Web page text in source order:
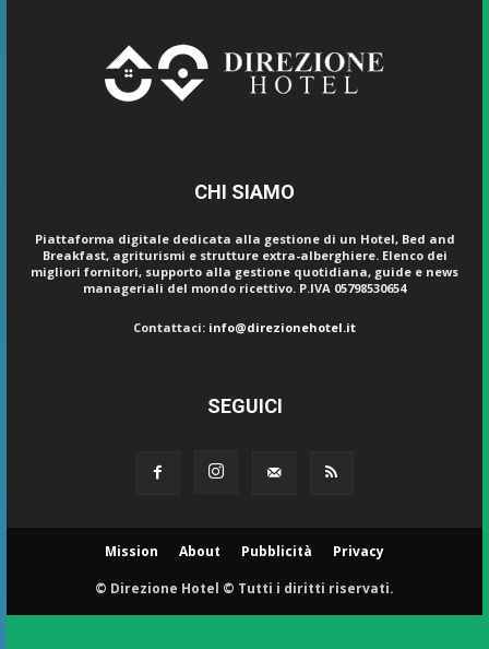
CHI SIAMO
Piattaforma digitale dedicata alla gestione di un Hotel, Bed and
Breakfast, agriturismi e strutture extra-alberghiere. Elenco dei
migliori fornitori, supporto alla gestione quotidiana, guide e news
manageriali del mondo ricettivo. P.IVA 05798530654
Contattaci: info@direzionehotel.it
SEGUICI
Mission About Pubblicità
Privacy
© Direzione Hotel © Tutti i diritti riservati.